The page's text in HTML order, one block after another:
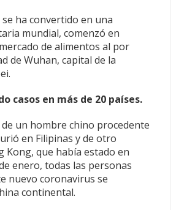
ha convertido en una
mundial, comenzó en
de alimentos al por
de Wuhan, capital de la
casos en más de 20 países.
de un hombre chino procedente
en Filipinas y de otro
Kong, que había estado en
enero, todas las personas
nuevo coronavirus se
continental.